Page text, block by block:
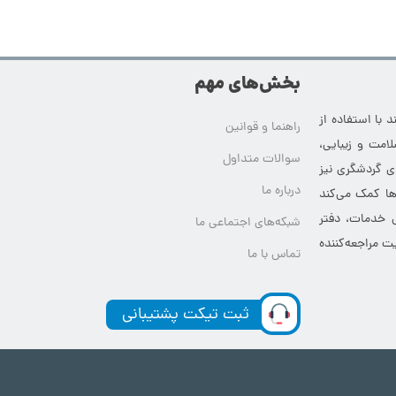
با استفاده از
و زیبایی،
گردشگری نیز
کمک می‌کند
خدمات، دفتر
مراجعه‌کننده
بخش‌های مهم
راهنما و قوانین
سوالات متداول
درباره ما
شبکه‌های اجتماعی ما
تماس با ما
ثبت تیکت پشتیبانی